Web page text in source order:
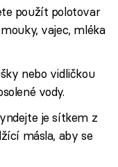
použít polotovar
vajec, mléka
nebo vidličkou
vody.
je sítkem z
másla, aby se